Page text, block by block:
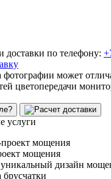
доставки по телефону:
может
цветопередачи
услуги
мощения
дизайн